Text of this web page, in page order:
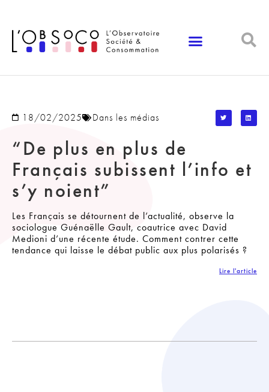
18/02/2025 Dans les médias
“De plus en plus de
Français subissent l’info et
s’y noient”
Les Français se détournent de l’actualité, observe la
sociologue Guénaëlle Gault, coautrice avec David
Medioni d’une récente étude. Comment contrer cette
tendance qui laisse le débat public aux plus polarisés ?
Lire l'article